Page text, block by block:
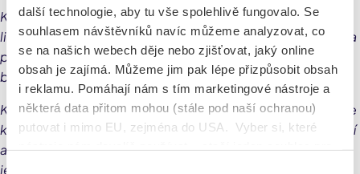
další technologie, aby tu vše spolehlivě fungovalo. Se
souhlasem návštěvníků navíc můžeme analyzovat, co
se na našich webech děje nebo zjišťovat, jaký online
obsah je zajímá. Můžeme jim pak lépe přizpůsobit obsah
i reklamu. Pomáhají nám s tím marketingové nástroje a
některá data přitom mohou (stále pod naší ochranou)
putovat i mimo EU, zejména do USA. Vyber si, které
Výběr
Kdyby byl ze strany některých vyučujících kladen důraz na
lidský přístup ke studentům a také, aby škola byla schopna
poskytovat psychologickou péči všem svým studentům,
bez ohledu na počet studentů.
Kdyby k tomu učitele byli pořádně vyškolení a věděli jak se
ke studentům chovat tak, aby jim to nedělali ještě složitější
a uvědomili si, že dospívání není jednoduché a spousta
jejich žáků má psychické problémy